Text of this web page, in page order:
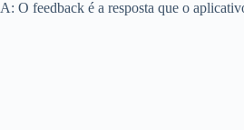
A: O feedback é a resposta que o